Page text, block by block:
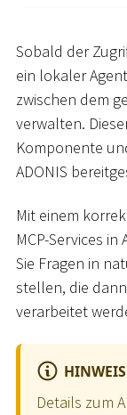
Sobald der
ein lokaler
zwischen dem
verwalten.
Komponente
ADONIS
Mit einem
MCP-Services
Sie Fragen in
stellen, die
verarbeitet
HINWEIS
Details zum